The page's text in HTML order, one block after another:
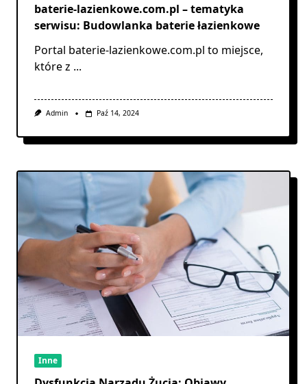
baterie-lazienkowe.com.pl – tematyka
serwisu: Budowlanka baterie łazienkowe
Portal baterie-lazienkowe.com.pl to miejsce,
które z ...
Admin Paź 14, 2024
Inne